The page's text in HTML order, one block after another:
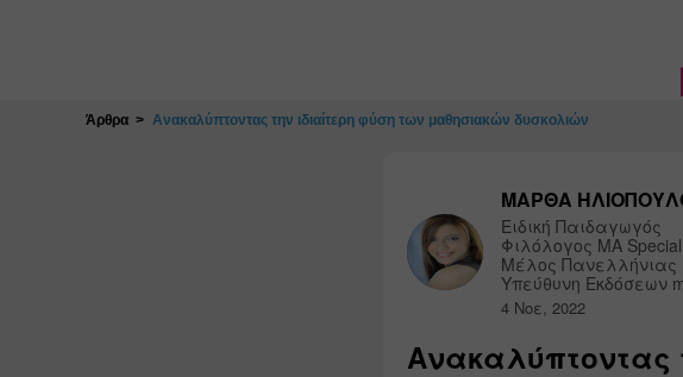
Άρθρα Ανακαλύπτοντας την ιδιαίτερη φύση των μαθησιακών δυσκολιών
ΜΑΡΘΑ
Ειδική Παιδαγωγός
Φιλόλογος MA
Μέλος Πανελλήνιας
Υπεύθυνη Εκδόσεων
4 Νοε, 2022
Ανακαλύπτοντας